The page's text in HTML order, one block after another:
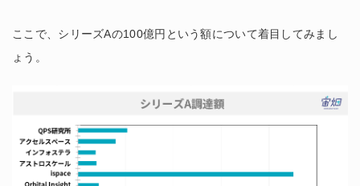
ここで、シリーズAの100億円という額について着目してみまし
ょう。